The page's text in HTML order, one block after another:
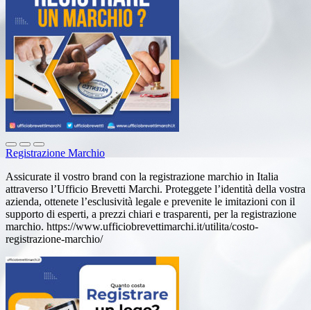
Registrazione Marchio
Assicurate il vostro brand con la registrazione marchio in Italia
attraverso l’Ufficio Brevetti Marchi. Proteggete l’identità della vostra
azienda, ottenete l’esclusività legale e prevenite le imitazioni con il
supporto di esperti, a prezzi chiari e trasparenti, per la registrazione
marchio. https://www.ufficiobrevettimarchi.it/utilita/costo-
registrazione-marchio/